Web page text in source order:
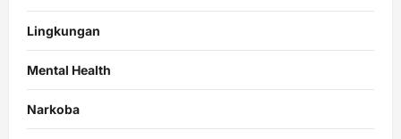
Lingkungan
Mental Health
Narkoba